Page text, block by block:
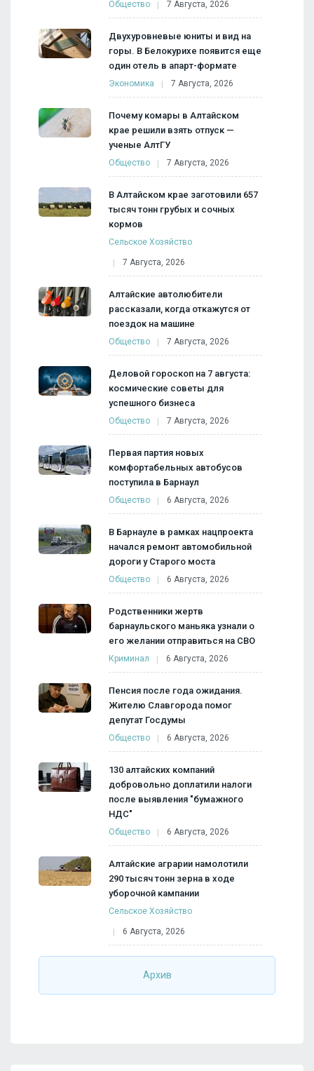
Общество 7 Августа, 2026
Двухуровневые юниты и вид на
горы. В Белокурихе появится еще
один отель в апарт-формате
Экономика 7 Августа, 2026
Почему комары в Алтайском
крае решили взять отпуск —
ученые АлтГУ
Общество 7 Августа, 2026
В Алтайском крае заготовили 657
тысяч тонн грубых и сочных
кормов
Сельское Хозяйство
7 Августа, 2026
Алтайские автолюбители
рассказали, когда откажутся от
поездок на машине
Общество 7 Августа, 2026
Деловой гороскоп на 7 августа:
космические советы для
успешного бизнеса
Общество 7 Августа, 2026
Первая партия новых
комфортабельных автобусов
поступила в Барнаул
Общество 6 Августа, 2026
В Барнауле в рамках нацпроекта
начался ремонт автомобильной
дороги у Старого моста
Общество 6 Августа, 2026
Родственники жертв
барнаульского маньяка узнали о
его желании отправиться на СВО
Криминал 6 Августа, 2026
Пенсия после года ожидания.
Жителю Славгорода помог
депутат Госдумы
Общество 6 Августа, 2026
130 алтайских компаний
добровольно доплатили налоги
после выявления "бумажного
НДС"
Общество 6 Августа, 2026
Алтайские аграрии намолотили
290 тысяч тонн зерна в ходе
уборочной кампании
Сельское Хозяйство
6 Августа, 2026
Архив